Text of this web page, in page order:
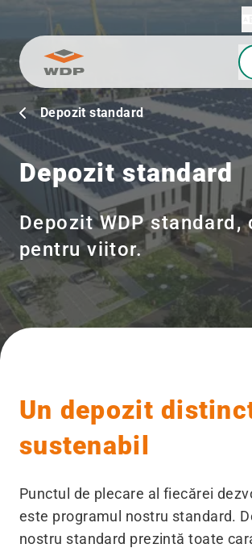
Sari la conținut
Depozit standard
Depozit standard
Depozit WDP standard,
pentru viitor.
Un depozit
sustenabil
Punctul de plecare al fiecărei
este programul nostru standard.
nostru standard prezintă toate